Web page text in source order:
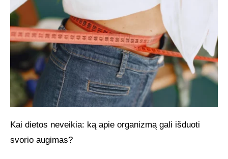
Kai dietos neveikia: ką apie organizmą gali išduoti
svorio augimas?